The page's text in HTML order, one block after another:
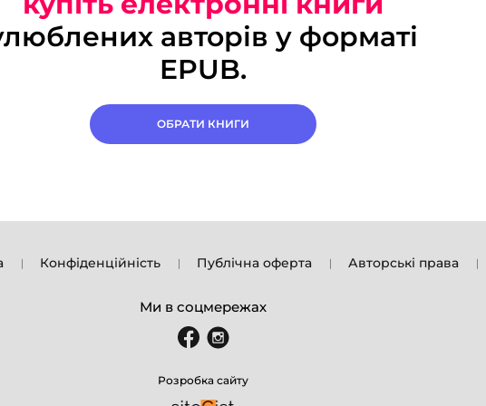
авторів у форматі
EPUB.
ОБРАТИ КНИГИ
Конфіденційність Публічна оферта Авторські права
Ми в соцмережах
Розробка сайту